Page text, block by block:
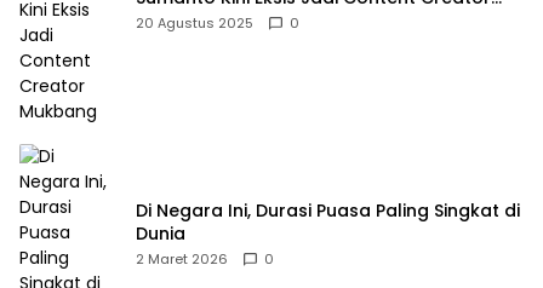
Mukbang
20 Agustus 2025 0
Di Negara Ini, Durasi Puasa Paling Singkat di
Dunia
2 Maret 2026 0